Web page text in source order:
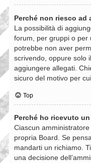
Perché non riesco ad
La possibilità di
forum, per gruppi o per
potrebbe non aver
scrivendo, oppure solo
aggiungere allegati.
sicuro del motivo per
Top
Perché ho ricevuto
Ciascun
propria Board. Se
mandarti un richiamo.
una decisione